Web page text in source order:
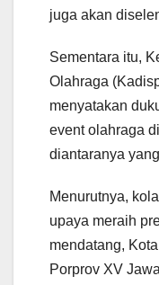
juga akan
Sementara itu,
Olahraga
menyatakan
event olahraga
diantaranya
Menurutnya,
upaya meraih
mendatang,
Porprov XV